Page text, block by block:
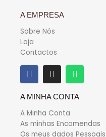
A EMPRESA
Sobre Nós
Loja
Contactos
A MINHA CONTA
A Minha Conta
As minhas Encomendas
Os meus dados Pessoais